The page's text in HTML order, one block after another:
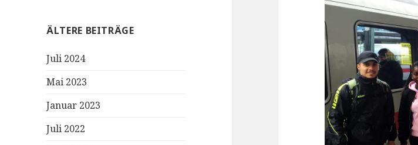
ÄLTERE BEITRÄGE
Juli 2024
Mai 2023
Januar 2023
Juli 2022